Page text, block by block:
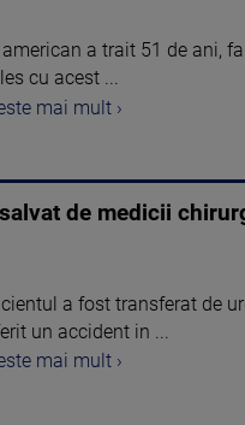
american a trait 51 de ani,
cu acest ...
mai mult ›
de medicii
a fost transferat de
un accident in ...
mai mult ›